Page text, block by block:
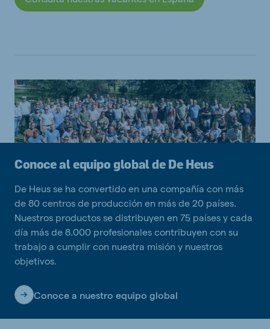
Conoce al equipo global de De Heus
De Heus se ha convertido en una compañía con más
de 80 centros de producción en más de 20 países.
Nuestros productos se distribuyen en 75 países y cada
día más de 8.000 profesionales contribuyen con su
trabajo a cumplir con nuestra misión y nuestros
objetivos.
Conoce a nuestro equipo global